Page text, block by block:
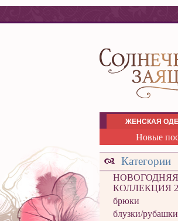
ЖЕНСКАЯ
Новые
Категории
НОВОГОДНЯЯ
КОЛЛЕКЦИЯ
брюки
блузки/рубашки